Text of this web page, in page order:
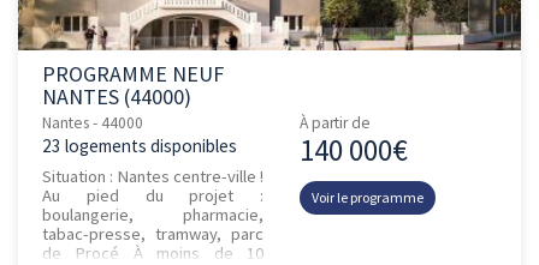
PROGRAMME NEUF
NANTES (44000)
Nantes - 44000
23 logements disponibles
Situation : Nantes centre-ville !
Au pied du projet :
boulangerie, pharmacie,
tabac-presse, tramway, parc
de Procé À moins de 10
À partir de
140 000€
Voir le programme